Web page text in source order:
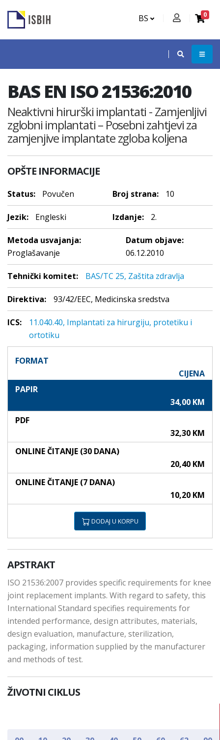
BS 0
BAS EN ISO 21536:2010
Neaktivni hirurški implantati - Zamjenljivi
zglobni implantati – Posebni zahtjevi za
zamjenjive implantate zgloba koljena
OPŠTE INFORMACIJE
Status: Povučen Broj strana: 10
Jezik: Engleski Izdanje: 2.
Metoda usvajanja:
Proglašavanje
Datum objave:
06.12.2010
Tehnički komitet: BAS/TC 25, Zaštita zdravlja
Direktiva: 93/42/EEC, Medicinska sredstva
ICS:
11.040.40, Implantati za hirurgiju, protetiku i
ortotiku
FORMAT
CIJENA
PAPIR
34,00 KM
PDF
32,30 KM
ONLINE ČITANJE (30 DANA)
20,40 KM
ONLINE ČITANJE (7 DANA)
10,20 KM
DODAJ U KORPU
APSTRAKT
ISO 21536:2007 provides specific requirements for knee
joint replacement implants. With regard to safety, this
International Standard specifies requirements for
intended performance, design attributes, materials,
design evaluation, manufacture, sterilization,
packaging, information supplied by the manufacturer
and methods of test.
ŽIVOTNI CIKLUS